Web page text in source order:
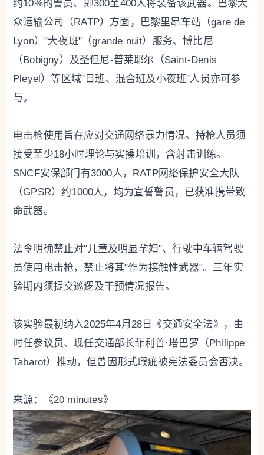
约10%的警员、即300至400人将装备该武器。巴黎大
众运输公司（RATP）方面，巴黎里昂车站（gare de
Lyon）"大夜班"（grande nuit）服务、博比尼
（Bobigny）及圣但尼-普莱耶尔（Saint-Denis
Pleyel）等区域"日班、混合班及小夜班"人员亦可参
与。
电击枪使用旨在应对交通网络暴力情况。持枪人员须
接受至少18小时理论与实操培训，含射击训练。
SNCF安保部门有3000人，RATP网络保护安全大队
（GPSR）约1000人，均为宣誓警员，已获准携带致
命武器。
法令明确禁止对"儿童及明显孕妇"、行驶中车辆驾驶
员使用电击枪，禁止将其"作为接触性武器"。三年实
验期内须提交巡逻及干预情况报告。
该实验最初纳入2025年4月28日《交通安全法》，由
时任参议员、现任交通部长菲利普·塔巴罗（Philippe
Tabarot）推动，但曾因形式瑕疵被宪法委员会否决。
来源：《20 minutes》